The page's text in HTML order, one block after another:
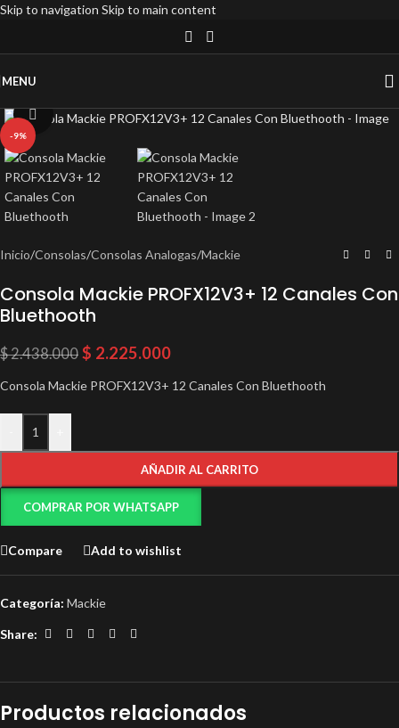
Skip to navigation Skip to main content
MENU
-9%
Click to enlarge
Inicio/Consolas/Consolas Analogas/Mackie
Consola Mackie PROFX12V3+ 12 Canales Con
Bluethooth
$2.438.000 $ 2.225.000
Consola Mackie PROFX12V3+ 12 Canales Con Bluethooth
AÑADIR AL CARRITO
COMPRAR POR WHATSAPP
Compare Add to wishlist
Categoría: Mackie
Share:
Productos relacionados